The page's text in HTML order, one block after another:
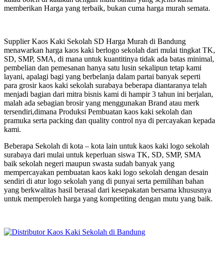
memberikan Harga yang terbaik, bukan cuma harga murah semata.
Supplier Kaos Kaki Sekolah SD Harga Murah di Bandung
menawarkan harga kaos kaki berlogo sekolah dari mulai tingkat TK,
SD, SMP, SMA, di mana untuk kuantitinya tidak ada batas minimal,
pembelian dan pemesanan hanya satu lusin sekalipun tetap kami
layani, apalagi bagi yang berbelanja dalam partai banyak seperti
para grosir kaos kaki sekolah surabaya beberapa diantaranya telah
menjadi bagian dari mitra bisnis kami di hampir 3 tahun ini berjalan,
malah ada sebagian brosir yang menggunakan Brand atau merk
tersendiri,dimana Produksi Pembuatan kaos kaki sekolah dan
pramuka serta packing dan quality control nya di percayakan kepada
kami.
Beberapa Sekolah di kota – kota lain untuk kaos kaki logo sekolah
surabaya dari mulai untuk keperluan siswa TK, SD, SMP, SMA
baik sekolah negeri maupun swasta sudah banyak yang
mempercayakan pembuatan kaos kaki logo sekolah dengan desain
sendiri di atur logo sekolah yang di punyai serta pemilihan bahan
yang berkwalitas hasil berasal dari kesepakatan bersama khususnya
untuk memperoleh harga yang kompetiting dengan mutu yang baik.